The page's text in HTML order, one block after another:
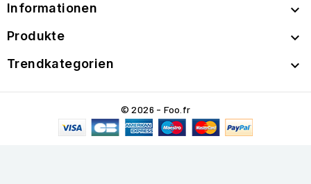
Informationen 
Produkte 
Trendkategorien 
© 2026 - Foo.fr